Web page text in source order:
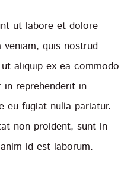
ut labore et dolore
quis nostrud
aliquip ex ea commodo
reprehenderit in
eu fugiat nulla pariatur.
non proident, sunt in
id est laborum.